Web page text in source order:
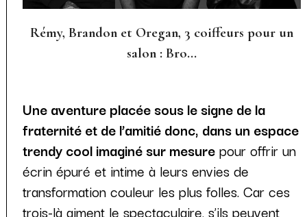
Rémy, Brandon et Oregan, 3 coiffeurs pour un
salon : Bro...
Une aventure placée sous le signe de la
fraternité et de l’amitié donc, dans un espace
trendy cool imaginé sur mesurepour offrir un
écrin épuré et intime à leurs envies de
transformation couleur les plus folles. Car ces
trois-là aiment le spectaculaire, s’ils peuvent